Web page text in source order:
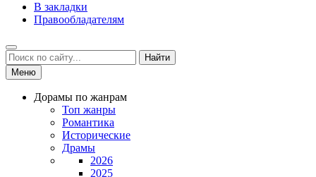
В закладки
Правообладателям
Найти
Меню
Дорамы по жанрам
Топ жанры
Романтика
Исторические
Драмы
2026
2025